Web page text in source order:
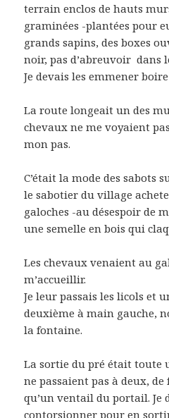
terrain enclos de hauts
graminées -plantées pour
grands sapins, des boxes
noir, pas d’abreuvoir dans
Je devais les emmener
La route longeait un des
chevaux ne me voyaient
mon pas.
C’était la mode des sabots
le sabotier du village
galoches -au désespoir de
une semelle en bois qui
Les chevaux venaient au
m’accueillir.
Je leur passais les licols et
deuxième à main gauche,
la fontaine.
La sortie du pré était toute
ne passaient pas à deux,
qu’un ventail du portail. Je
contorsionner pour en